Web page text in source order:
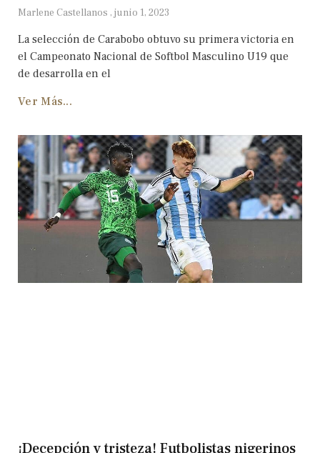
Marlene Castellanos junio 1, 2023
La selección de Carabobo obtuvo su primera victoria en
el Campeonato Nacional de Softbol Masculino U19 que
de desarrolla en el
Ver Más...
¡Decepción y tristeza! Futbolistas nigerinos